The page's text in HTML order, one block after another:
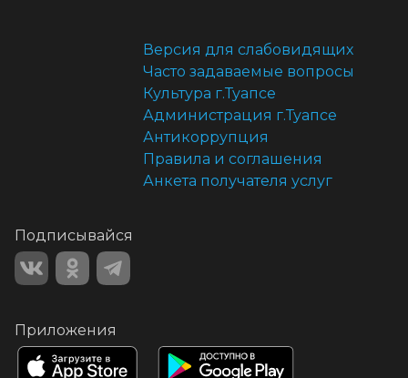
Версия для слабовидящих
Часто задаваемые вопросы
Культура г.Туапсе
Администрация г.Туапсе
Антикоррупция
Правила и соглашения
Анкета получателя услуг
Подписывайся
Приложения